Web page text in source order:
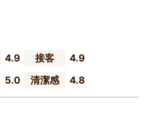
4.9 接客
4.9
5.0 清潔感 4.8